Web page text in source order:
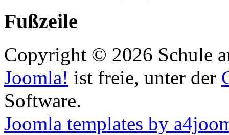
Fußzeile
Copyright © 2026 Schule
Joomla! ist freie, unter der
Software.
Joomla templates by